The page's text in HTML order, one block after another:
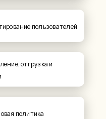
пользователей
отгрузка и
политика